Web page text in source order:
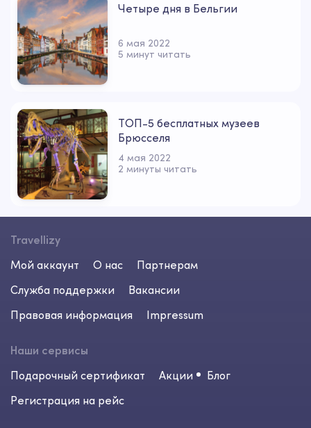
Четыре дня в Бельгии
6 мая 2022
5 минут читать
ТОП-5 бесплатных музеев
Брюсселя
4 мая 2022
2 минуты читать
Travellizy
Мой аккаунт
О нас
Партнерам
Служба поддержки
Вакансии
Правовая информация
Impressum
Наши сервисы
Подарочный сертификат
Акции
Блог
Регистрация на рейс